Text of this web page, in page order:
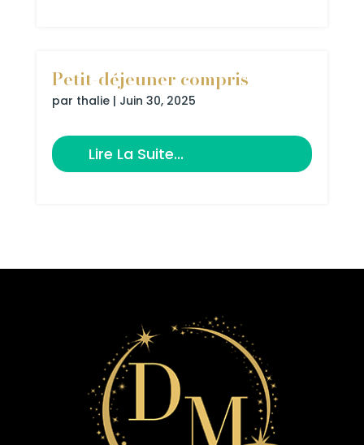
Petit-déjeuner compris
par thalie| Juin 30, 2025
Lire La Suite...